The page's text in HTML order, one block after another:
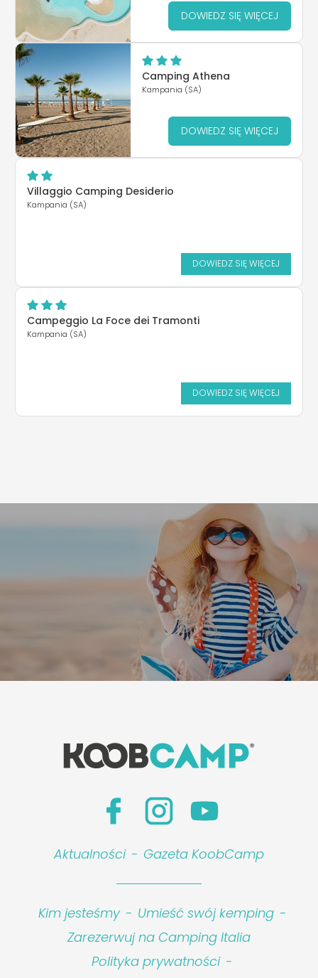
DOWIEDZ SIĘ WIĘCEJ
Camping Athena
Kampania (SA)
DOWIEDZ SIĘ WIĘCEJ
Villaggio Camping Desiderio
Kampania (SA)
DOWIEDZ SIĘ WIĘCEJ
Campeggio La Foce dei Tramonti
Kampania (SA)
DOWIEDZ SIĘ WIĘCEJ
Aktualności - Gazeta KoobCamp
Kim jesteśmy - Umieść swój kemping -
Zarezerwuj na Camping Italia
Polityka prywatności -